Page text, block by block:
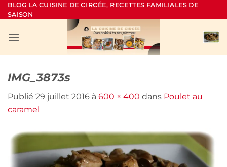
Passer
au
BLOG LA CUISINE DE CIRCÉE, RECETTES FAMILIALES DE
SAISON
IMG_3873s
Publié 29 juillet 2016 à 600 × 400 dans Poulet au
caramel